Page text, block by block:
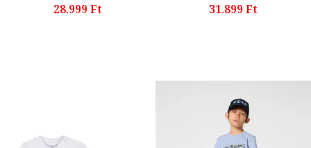
28.999 Ft 31.899 Ft